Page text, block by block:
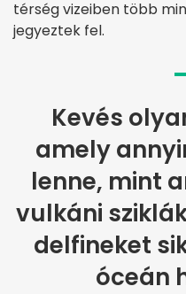
térség vizeiben több
jegyeztek fel.
Kevés
amely
lenne, mint
vulkáni
delfineket
óceán